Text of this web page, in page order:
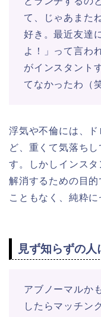
て、じゃあまた
好き。最近友達
よ！」って言わ
がインスタント
てなかったわ（笑
浮気や不倫には、
ど、重くて気落ち
す。しかしインス
解消するための目
こともなく、純粋
見ず知らずの
アブノーマルか
したらマッチン